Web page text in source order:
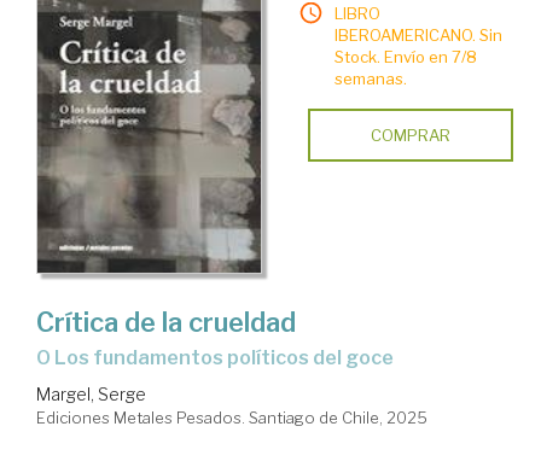
LIBRO
IBEROAMERICANO. Sin
Stock. Envío en 7/8
semanas.
COMPRAR
Crítica de la crueldad
o Los fundamentos políticos del goce
Margel, Serge
Ediciones Metales Pesados. Santiago de Chile, 2025